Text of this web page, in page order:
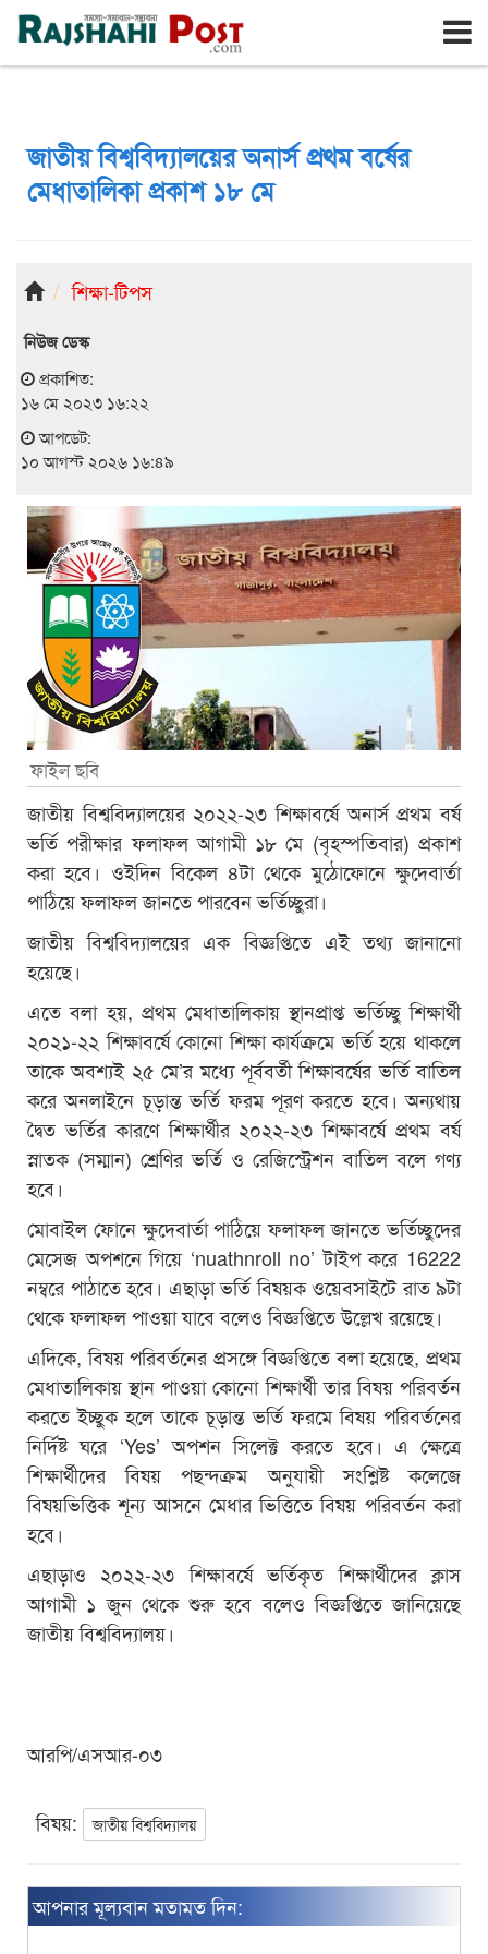
রাজশাহী সোমবার, ১০ই আগস্ট ২০২৬, ২৭শে শ্রাবণ ১৪৩৩
জাতীয় বিশ্ববিদ্যালয়ের অনার্স প্রথম বর্ষের
মেধাতালিকা প্রকাশ ১৮ মে
শিক্ষা-টিপস
নিউজ ডেস্ক
প্রকাশিত:
১৬ মে ২০২৩ ১৬:২২
আপডেট:
১০ আগস্ট ২০২৬ ১৬:৪৯
ফাইল ছবি
জাতীয় বিশ্ববিদ্যালয়ের ২০২২-২৩ শিক্ষাবর্ষে অনার্স প্রথম বর্ষ
ভর্তি পরীক্ষার ফলাফল আগামী ১৮ মে (বৃহস্পতিবার) প্রকাশ
করা হবে। ওইদিন বিকেল ৪টা থেকে মুঠোফোনে ক্ষুদেবার্তা
পাঠিয়ে ফলাফল জানতে পারবেন ভর্তিচ্ছুরা।
জাতীয় বিশ্ববিদ্যালয়ের এক বিজ্ঞপ্তিতে এই তথ্য জানানো
হয়েছে।
এতে বলা হয়, প্রথম মেধাতালিকায় স্থানপ্রাপ্ত ভর্তিচ্ছু শিক্ষার্থী
২০২১-২২ শিক্ষাবর্ষে কোনো শিক্ষা কার্যক্রমে ভর্তি হয়ে থাকলে
তাকে অবশ্যই ২৫ মে’র মধ্যে পূর্ববর্তী শিক্ষাবর্ষের ভর্তি বাতিল
করে অনলাইনে চূড়ান্ত ভর্তি ফরম পূরণ করতে হবে। অন্যথায়
দ্বৈত ভর্তির কারণে শিক্ষার্থীর ২০২২-২৩ শিক্ষাবর্ষে প্রথম বর্ষ
স্নাতক (সম্মান) শ্রেণির ভর্তি ও রেজিস্ট্রেশন বাতিল বলে গণ্য
হবে।
মোবাইল ফোনে ক্ষুদেবার্তা পাঠিয়ে ফলাফল জানতে ভর্তিচ্ছুদের
মেসেজ অপশনে গিয়ে ‘nuathnroll no’ টাইপ করে 16222
নম্বরে পাঠাতে হবে। এছাড়া ভর্তি বিষয়ক ওয়েবসাইটে রাত ৯টা
থেকে ফলাফল পাওয়া যাবে বলেও বিজ্ঞপ্তিতে উল্লেখ রয়েছে।
এদিকে, বিষয় পরিবর্তনের প্রসঙ্গে বিজ্ঞপ্তিতে বলা হয়েছে, প্রথম
মেধাতালিকায় স্থান পাওয়া কোনো শিক্ষার্থী তার বিষয় পরিবর্তন
করতে ইচ্ছুক হলে তাকে চূড়ান্ত ভর্তি ফরমে বিষয় পরিবর্তনের
নির্দিষ্ট ঘরে ‘Yes’ অপশন সিলেক্ট করতে হবে। এ ক্ষেত্রে
শিক্ষার্থীদের বিষয় পছন্দক্রম অনুযায়ী সংশ্লিষ্ট কলেজে
বিষয়ভিত্তিক শূন্য আসনে মেধার ভিত্তিতে বিষয় পরিবর্তন করা
হবে।
এছাড়াও ২০২২-২৩ শিক্ষাবর্ষে ভর্তিকৃত শিক্ষার্থীদের ক্লাস
আগামী ১ জুন থেকে শুরু হবে বলেও বিজ্ঞপ্তিতে জানিয়েছে
জাতীয় বিশ্ববিদ্যালয়।
আরপি/এসআর-০৩
বিষয়: জাতীয় বিশ্ববিদ্যালয়
আপনার মূল্যবান মতামত দিন: